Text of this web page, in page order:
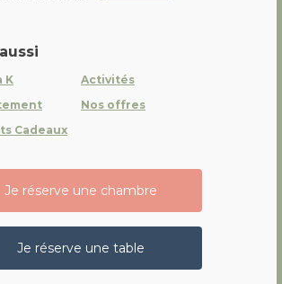
K
Activités
Nos offres
Cadeaux
Je réserve une chambre
Je réserve une table